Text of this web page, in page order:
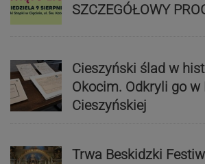
SZCZEGÓŁOWY
Cieszyński ślad w
Okocim. Odkryli go w
Cieszyńskiej
Trwa Beskidzki